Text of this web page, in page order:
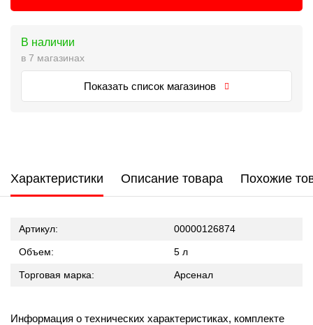
В наличии
в 7 магазинах
Показать список магазинов
Характеристики Описание товара Похожие
Артикул: 00000126874
Объем: 5 л
Торговая марка: Арсенал
Информация о технических характеристиках, комплекте